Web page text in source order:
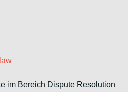
im Bereich Dispute Resolution